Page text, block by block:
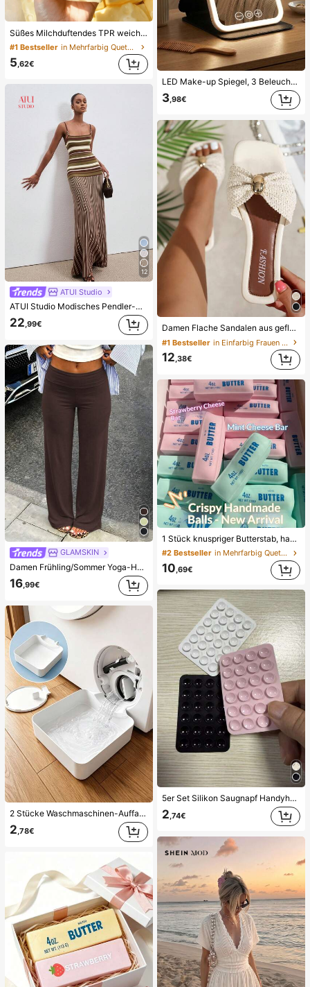
Süßes Milchduftendes TPR weiches quetschbares Dumpling-förmiges Stressabbau-Spielzeug, 5cm niedliches lustiges Quetsch-Stressabbau-Ornament, modisches praktisches Geschenk, geeignet für Geburtstag, Ostern, Halloween, Weihnachten und verschiedene Partygeschenke, stimmungsaufhellend
#1 Bestseller in Mehrfarbig Quetschspielzeug für Teenager
5 ,62€
12
ATUI Studio
ATUI Studio Modisches Pendler-Streifenkleid aus Strick für Damen, Sommer
22,99€
GLAMSKIN
Damen Frühling/Sommer Yoga-Hose mit hoher Taille, lässig, weich, elastisch, Sport-Hose
16,99€
2 Stücke Waschmaschinen-Auffangwanne Tropfschale, wasserdichte Bodenschutzmatte für Waschraum, Anti-Überlauf Anti-Leckage Schale, langanhaltend Waschmaschinen-Zubehör, Reinigungsmittel für Waschbereich & Hausorganisation
2,78€
LED Make-up Spiegel, 3 Beleuchtungsmodi, einstellbare Helligkeit, tragbares faltbares Design, geeignet für Zuhause, Reisen oder Studentenwohnheim, perfektes Geschenk für Frauen zu Feiertagen, Geburtstagen oder Muttertag
3,98€
Damen Flache Sandalen aus geflochtenem Stroh mit Schleife und Metalldekor, bequemer minimalistischer Stil für Urlaub, Strand, Zuhause, tägliche Nutzung, weiße geflochtene offene Zehen Pantoffeln, Boho Chic
#1 Bestseller in Einfarbig Frauen Flache Sandalen
12,38€
1 Stück knuspriger Butterstab, handgemachter Stressabbau-Ball mit Sprachsteuerung, realistisches Lebensmittel-Spielzeug, Quetsch- und Entlastungsspielzeug, ASMR-Spielzeug, Fidget-Spielzeug
#2 Bestseller in Mehrfarbig Quetschspielzeug für Teenager
10,69€
5er Set Silikon Saugnapf Handyhülle Halter, Saugnapf Handy Ständer, Klebender Handyhalter, Klebender Handy Ständer (Vor der Verwendung bitte die Oberfläche sorgfältig reinigen, um sicherzustellen, dass sie sauber und flach ist. 30 Minuten nach dem Anbringen warten, bevor Sie es benutzen), Must Have
2,74€